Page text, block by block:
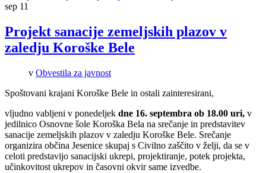
sep 11
Projekt sanacije zemeljskih plazov v
zaledju Koroške Bele
v Obvestila za javnost
Spoštovani krajani Koroške Bele in ostali zainteresirani,
vljudno vabljeni v ponedeljek dne 16. septembra ob 18.00 uri, v
jedilnico Osnovne šole Koroška Bela na srečanje in predstavitev
sanacije zemeljskih plazov v zaledju Koroške Bele. Srečanje
organizira občina Jesenice skupaj s Civilno zaščito v želji, da se v
celoti predstavijo sanacijski ukrepi, projektiranje, potek projekta,
učinkovitost ukrepov in časovni okvir same izvedbe.